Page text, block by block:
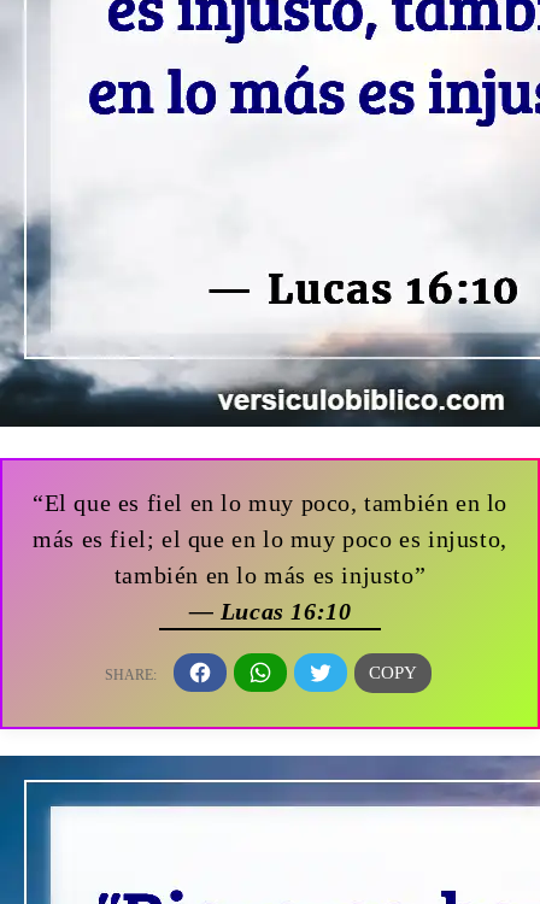
“El que es fiel en lo muy poco, también en lo
más es fiel; el que en lo muy poco es injusto,
también en lo más es injusto”
— Lucas 16:10